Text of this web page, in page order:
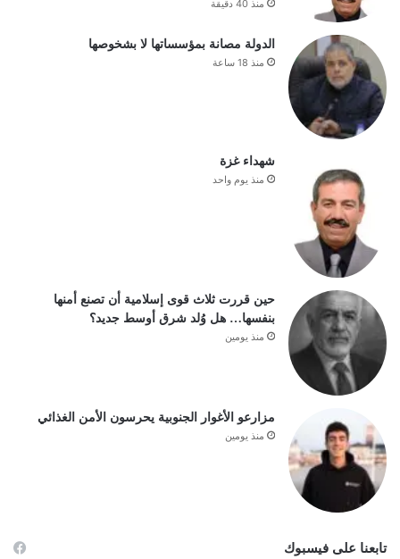
منذ 40 دقيقة
الدولة مصانة بمؤسساتها لا بشخوصها
منذ 18 ساعة
شهداء غزة
منذ يوم واحد
حين قررت ثلاث قوى إسلامية أن تصنع أمنها
بنفسها… هل وُلد شرق أوسط جديد؟
منذ يومين
مزارعو الأغوار الجنوبية يحرسون الأمن الغذائي
منذ يومين
تابعنا على فيسبوك